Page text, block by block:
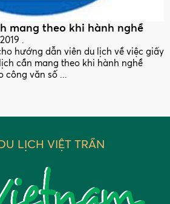
mang theo khi hành nghề
.
hướng dẫn viên du lịch về việc giấy
cần mang theo khi hành nghề
công văn số ...
LỊCH VIỆT TRẦN